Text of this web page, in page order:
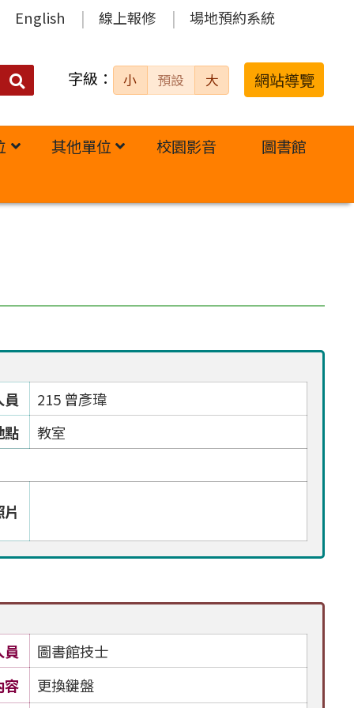
English 線上報修 場地預約系統
搜
字級： 小 預設 大 網站導覽
其他單位 校園影音 圖書館
員
215 曾彥瑋
點
教室
圖書館技士
容
更換鍵盤